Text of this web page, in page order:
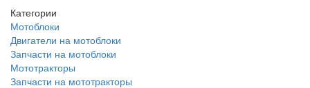
Категории
Мотоблоки
Двигатели на мотоблоки
Запчасти на мотоблоки
Мототракторы
Запчасти на мототракторы